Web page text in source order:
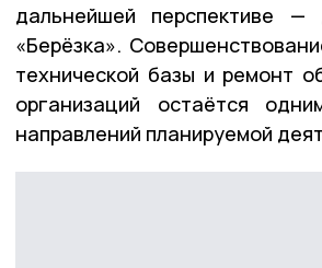
дальнейшей перспективе —
«Берёзка».
технической базы и ремонт
организаций остаётся
направлений планируемой